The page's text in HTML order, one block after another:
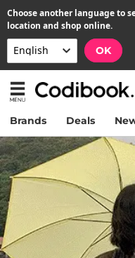
Choose another language to
location and shop online.
OK
Brands Deals